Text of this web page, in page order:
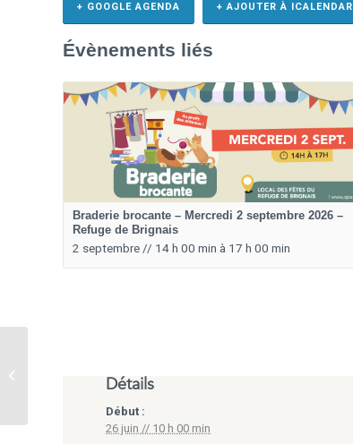
+ GOOGLE AGENDA + AJOUTER À ICALENDAR
Évènements liés
Braderie brocante – Mercredi 2 septembre 2026 –
Refuge de Brignais
2 septembre // 14 h 00 min à 17 h 00 min
Détails
Début :
26 juin // 10 h 00 min
Marche des teckels
Lyon – 14 juin 2026